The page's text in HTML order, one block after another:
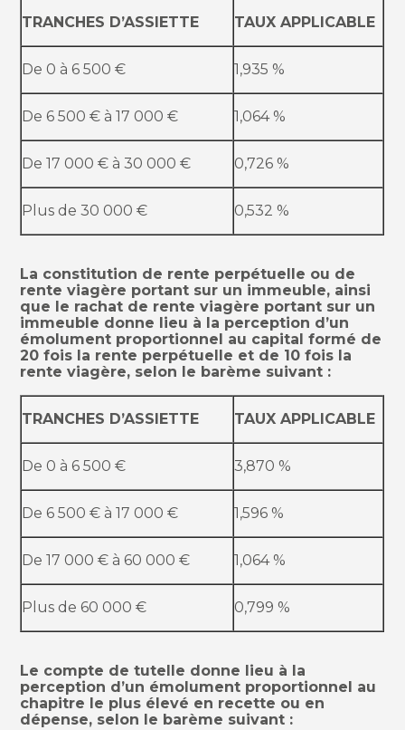
TRANCHES D’ASSIETTE TAUX APPLICABLE
De 0 à 6 500 € 1,935 %
De 6 500 € à 17 000 € 1,064 %
De 17 000 € à 30 000 € 0,726 %
Plus de 30 000 € 0,532 %
La constitution de rente perpétuelle ou de
rente viagère portant sur un immeuble, ainsi
que le rachat de rente viagère portant sur un
immeuble donne lieu à la perception d’un
émolument proportionnel au capital formé de
20 fois la rente perpétuelle et de 10 fois la
rente viagère, selon le barème suivant :
TRANCHES D’ASSIETTE TAUX APPLICABLE
De 0 à 6 500 € 3,870 %
De 6 500 € à 17 000 € 1,596 %
De 17 000 € à 60 000 € 1,064 %
Plus de 60 000 € 0,799 %
Le compte de tutelle donne lieu à la
perception d’un émolument proportionnel au
chapitre le plus élevé en recette ou en
dépense, selon le barème suivant :